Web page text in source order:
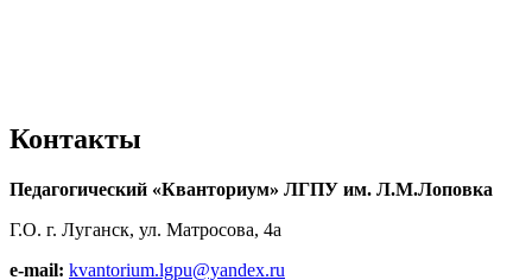
Контакты
Педагогический «Кванториум» ЛГПУ им. Л.М.Лоповка
Г.О. г. Луганск, ул. Матросова, 4а
e-mail: kvantorium.lgpu@yandex.ru